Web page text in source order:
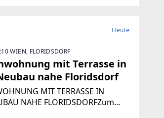
Heute
WIEN, FLORIDSDORF
mit Terrasse in
nahe Floridsdorf
MIT TERRASSE IN
NAHE FLORIDSDORFZum